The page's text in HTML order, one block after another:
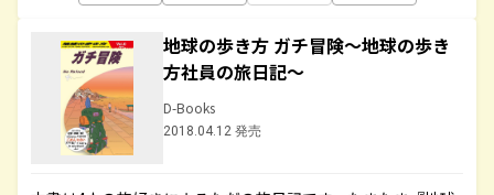
地球の歩き方 ガチ冒険～地球の歩き
方社員の旅日記～
D-Books
2018.04.12 発売